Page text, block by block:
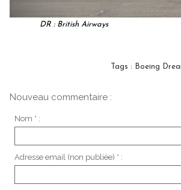
DR : British Airways
Tags : Boeing
Nouveau commentaire :
Nom * :
Adresse email (non publiée) * :